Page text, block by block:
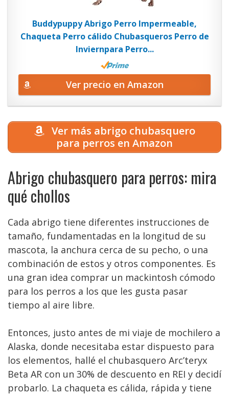
Buddypuppy Abrigo Perro Impermeable,
Chaqueta Perro cálido Chubasqueros Perro de
Inviernpara Perro...
Ver precio en Amazon
Ver más abrigo chubasquero
para perros en Amazon
Abrigo chubasquero para perros: mira
qué chollos
Cada abrigo tiene diferentes instrucciones de
tamaño, fundamentadas en la longitud de su
mascota, la anchura cerca de su pecho, o una
combinación de estos y otros componentes. Es
una gran idea comprar un mackintosh cómodo
para los perros a los que les gusta pasar
tiempo al aire libre.
Entonces, justo antes de mi viaje de mochilero a
Alaska, donde necesitaba estar dispuesto para
los elementos, hallé el chubasquero Arc’teryx
Beta AR con un 30% de descuento en REI y decidí
probarlo. La chaqueta es cálida, rápida y tiene